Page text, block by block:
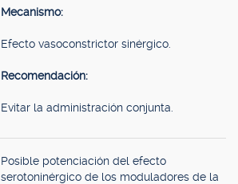
Mecanismo:
Efecto vasoconstrictor sinérgico.
Recomendación:
Evitar la administración conjunta.
Posible potenciación del efecto
serotoninérgico de los moduladores de la